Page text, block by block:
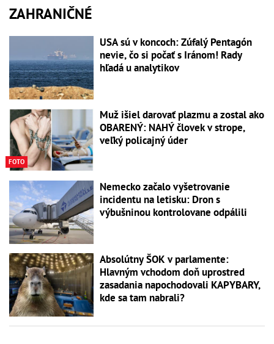
ZAHRANIČNÉ
USA sú v koncoch: Zúfalý Pentagón
nevie, čo si počať s Iránom! Rady
hľadá u analytikov
FOTO
Muž išiel darovať plazmu a zostal ako
OBARENÝ: NAHÝ človek v strope,
veľký policajný úder
Nemecko začalo vyšetrovanie
incidentu na letisku: Dron s
výbušninou kontrolovane odpálili
Absolútny ŠOK v parlamente:
Hlavným vchodom doň uprostred
zasadania napochodovali KAPYBARY,
kde sa tam nabrali?